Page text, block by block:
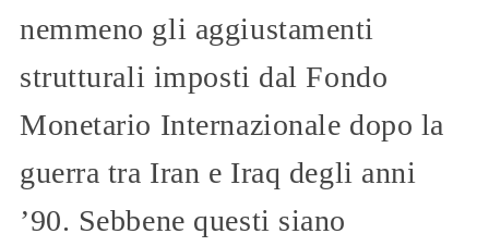
nemmeno gli aggiustamenti
strutturali imposti dal Fondo
Monetario Internazionale dopo la
guerra tra Iran e Iraq degli anni
’90. Sebbene questi siano